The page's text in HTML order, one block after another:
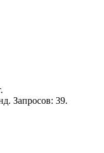
Запросов: 39.